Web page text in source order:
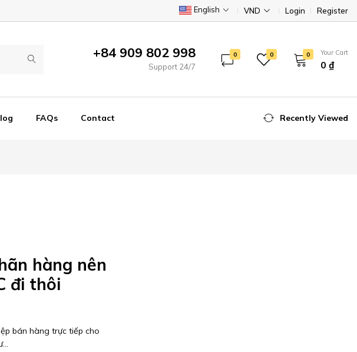
English VND Login Register
+84 909 802 998
Support 24/7
0 0 0 Your Cart
0 ₫
FAQs Contact Recently Viewed
hàng nên
đi thôi
bán hàng trực tiếp cho